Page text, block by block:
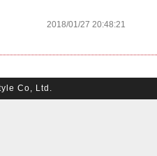
2018/01/27 20:48:21
Co, Ltd.